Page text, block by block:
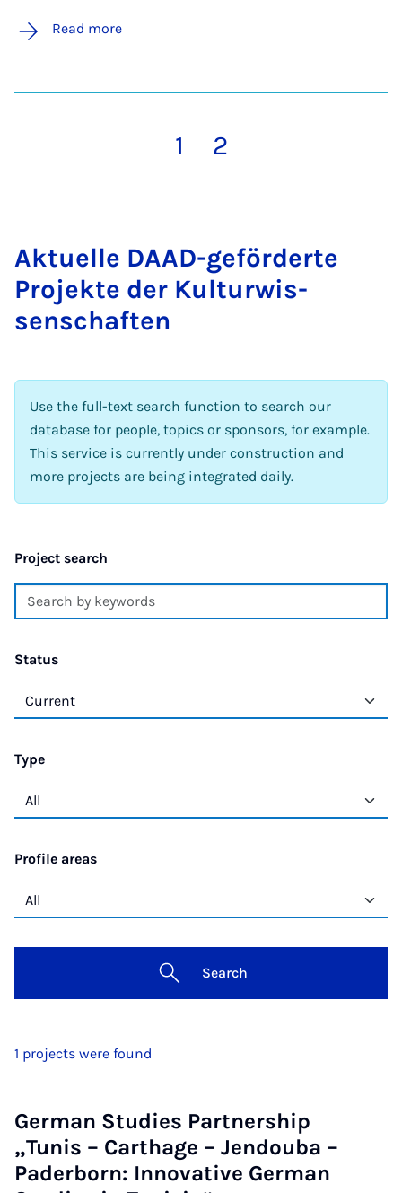
Read more
1 2
Ak­tuelle DAAD-ge­förderte
Pro­jekte der Kul­tur­wis­
senschaften
Use the full-text search function to search our
database for people, topics or sponsors, for example.
This service is currently under construction and
more projects are being integrated daily.
Project search
Status
Type
Profile areas
Search
1 projects were found
German Studies Partnership
„Tunis – Carthage – Jendouba –
Paderborn: Innovative German